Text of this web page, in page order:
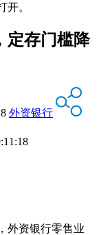
开。
定存门槛降
外资银行
外资银行零售业